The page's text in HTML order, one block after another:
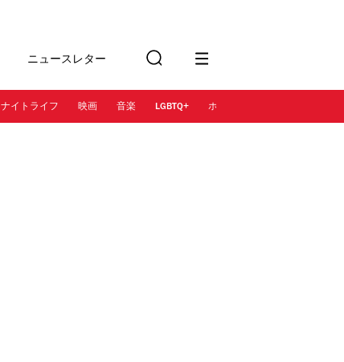
ニュースレター
に登録
索
ナイトライフ 映画 音楽 LGBTQ+ ホテル